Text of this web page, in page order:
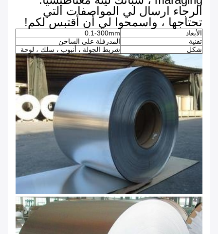
الرجاء ارسال لي المواصفات التي
تحتاجها ، واسمحوا لي أن أقتبس لكم!
الأبعاد
0.1-300mm
تقنية
المدرفلة على الساخن
شكل
شريط الجولة ، أنبوب ، سلك ، لوحة